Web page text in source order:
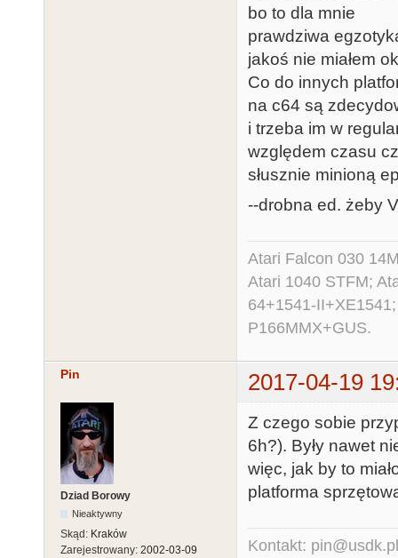
bo to dla mnie
prawdziwa
jakoś nie miałem
Co do innych
na c64 są
i trzeba im w
względem czasu
słusznie minioną
--drobna ed. żeby
Atari Falcon 030
Atari 1040 STFM;
64+1541-
P166MMX+GUS.
Pin 2017-04-19
Dziad Borowy
Nieaktywny
Skąd: Kraków
Zarejestrowany: 2002-03-09
Z czego sobie
6h?). Były nawet
więc, jak by to
platforma
Kontakt: pin@usdk.pl